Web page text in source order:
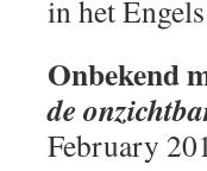
in het
Onbekend
de
February